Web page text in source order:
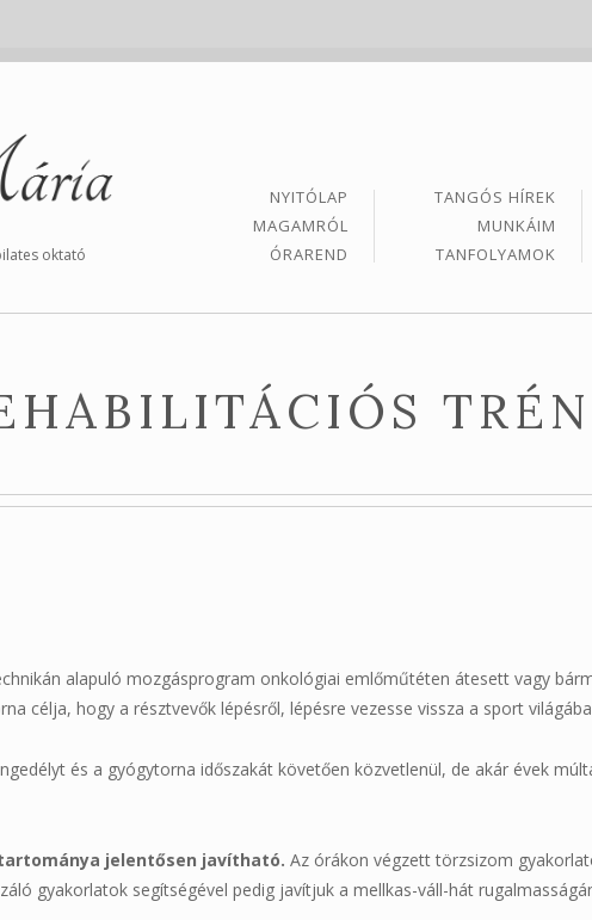
oktató
NYITÓLAP
MAGAMRÓL
ÓRAREND
TANGÓS HÍREK
MUNKÁIM
TANFOLYAMOK
alapuló mozgásprogram onkológiai emlőműtéten átesett vagy
célja, hogy a résztvevők lépésről, lépésre vezesse vissza a sport
és a gyógytorna időszakát követően közvetlenül, de akár évek
jelentősen javítható. Az órákon végzett törzsizom
gyakorlatok segítségével pedig javítjuk a mellkas-váll-hát